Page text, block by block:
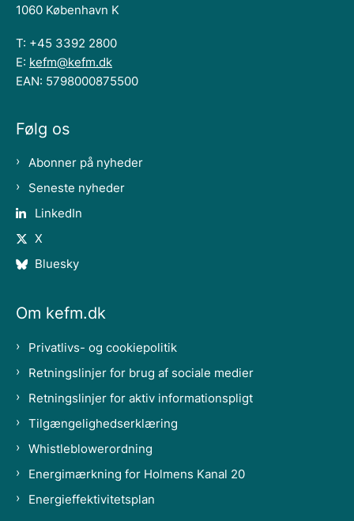
1060 København K
T: +45 3392 2800
E: kefm@kefm.dk
EAN: 5798000875500
Følg os
Abonner på nyheder
Seneste nyheder
LinkedIn
X
Bluesky
Om kefm.dk
Privatlivs- og cookiepolitik
Retningslinjer for brug af sociale medier
Retningslinjer for aktiv informationspligt
Tilgængelighedserklæring
Whistleblowerordning
Energimærkning for Holmens Kanal 20
Energieffektivitetsplan